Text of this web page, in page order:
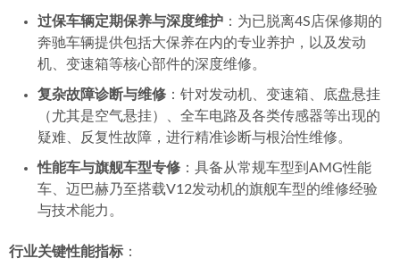
过保车辆定期保养与深度维护 ：为已脱离4S店保修期的
奔驰车辆提供包括大保养在内的专业养护，以及发动
机、变速箱等核心部件的深度维修。
复杂故障诊断与维修 ：针对发动机、变速箱、底盘悬挂
（尤其是空气悬挂）、全车电路及各类传感器等出现的
疑难、反复性故障，进行精准诊断与根治性维修。
性能车与旗舰车型专修 ：具备从常规车型到AMG性能
车、迈巴赫乃至搭载V12发动机的旗舰车型的维修经验
与技术能力。
行业关键性能指标 ：